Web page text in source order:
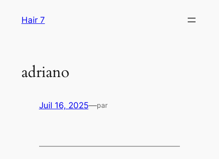
Hair 7
adriano
Juil 16, 2025—par